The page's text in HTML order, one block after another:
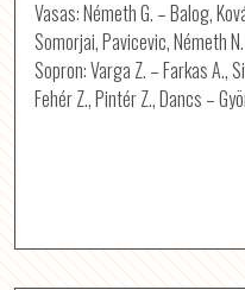
Vasas: Németh G. – Balog,
Somorjai, Pavicevic, Németh
Sopron: Varga Z. – Farkas A.,
Fehér Z., Pintér Z., Dancs –